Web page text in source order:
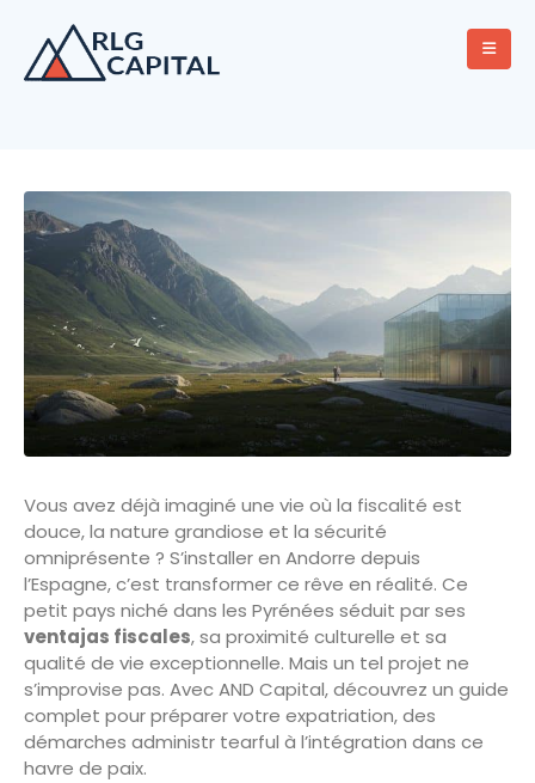
Vous avez déjà imaginé une vie où la fiscalité est
douce, la nature grandiose et la sécurité
omniprésente ? S’installer en Andorre depuis
l’Espagne, c’est transformer ce rêve en réalité. Ce
petit pays niché dans les Pyrénées séduit par ses
ventajas fiscales, sa proximité culturelle et sa
qualité de vie exceptionnelle. Mais un tel projet ne
s’improvise pas. Avec AND Capital, découvrez un guide
complet pour préparer votre expatriation, des
démarches administr tearful à l’intégration dans ce
havre de paix.